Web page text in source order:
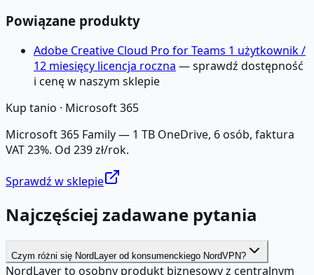
Powiązane produkty
Adobe Creative Cloud Pro for Teams 1 użytkownik /
12 miesięcy licencja roczna — sprawdź dostępność
i cenę w naszym sklepie
Kup tanio · Microsoft 365
Microsoft 365 Family — 1 TB OneDrive, 6 osób, faktura
VAT 23%. Od 239 zł/rok.
Sprawdź w sklepie
Najczęściej zadawane pytania
Czym różni się NordLayer od konsumenckiego NordVPN?
NordLayer to osobny produkt biznesowy z centralnym